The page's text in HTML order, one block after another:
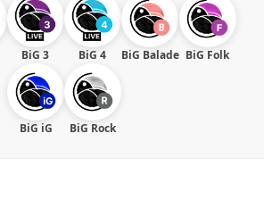
BiG 3 BiG 4 BiG Balade BiG Folk
BiG iG BiG Rock